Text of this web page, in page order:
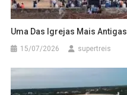
Uma Das Igrejas Mais
15/07/2026 supertreis